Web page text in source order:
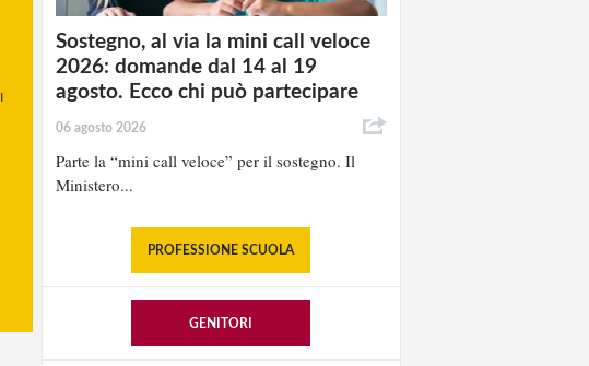
Sostegno, al via la mini call veloce
2026: domande dal 14 al 19
agosto. Ecco chi può partecipare
06 agosto 2026
Parte la “mini call veloce” per il sostegno. Il
Ministero...
PROFESSIONE SCUOLA
GENITORI